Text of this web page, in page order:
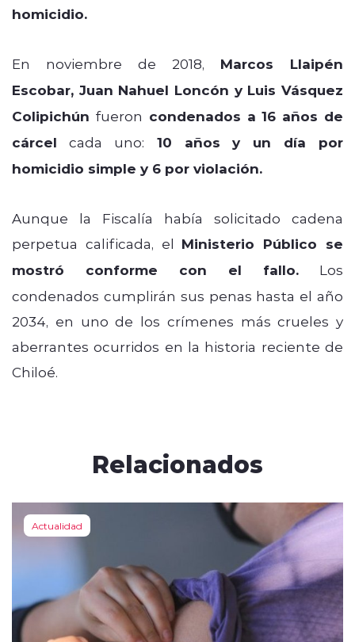
homicidio.
En noviembre de 2018, Marcos Llaipén
Escobar, Juan Nahuel Loncón y Luis Vásquez
Colipichún fueron condenados a 16 años de
cárcel cada uno: 10 años y un día por
homicidio simple y 6 por violación.
Aunque la Fiscalía había solicitado cadena
perpetua calificada, el Ministerio Público se
mostró conforme con el fallo. Los
condenados cumplirán sus penas hasta el año
2034, en uno de los crímenes más crueles y
aberrantes ocurridos en la historia reciente de
Chiloé.
Relacionados
Actualidad